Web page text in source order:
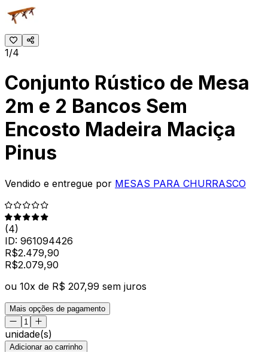
1/4
Conjunto Rústico de Mesa
2m e 2 Bancos Sem
Encosto Madeira Maciça
Pinus
Vendido e entregue por MESAS PARA CHURRASCO
(4)
ID: 961094426
R$2.479,90
R$2.079,90
ou 10x de R$ 207,99 sem juros
Mais opções de pagamento
unidade(s)
Adicionar ao carrinho